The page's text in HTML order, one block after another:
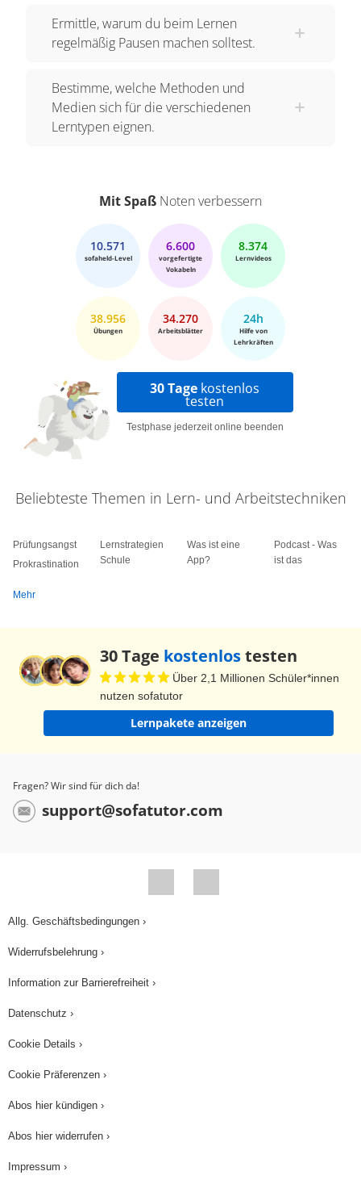
Ermittle, warum du beim Lernen
regelmäßig Pausen machen solltest.
Bestimme, welche Methoden und
Medien sich für die verschiedenen
Lerntypen eignen.
Mit Spaß Noten verbessern
10.571
sofaheld-Level
6.600
vorgefertigte
Vokabeln
8.374
Lernvideos
38.956
Übungen
34.270
Arbeitsblätter
24h
Hilfe von
Lehrkräften
30 Tage kostenlos
testen
Testphase jederzeit online beenden
Beliebteste Themen in Lern- und Arbeitstechniken
Prüfungsangst
Prokrastination
Lernstrategien
Schule
Was ist eine
App?
Podcast - Was
ist das
Mehr
30 Tage kostenlostesten
Über 2,1 Millionen Schüler*innen
nutzen sofatutor
Lernpakete anzeigen
Fragen? Wir sind für dich da!
support@sofatutor.com
Allg. Geschäftsbedingungen ›
Widerrufsbelehrung ›
Information zur Barrierefreiheit ›
Datenschutz ›
Cookie Details ›
Cookie Präferenzen ›
Abos hier kündigen ›
Abos hier widerrufen ›
Impressum ›